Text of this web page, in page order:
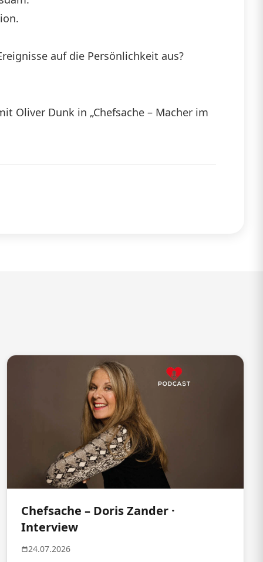
zu
auf die Persönlichkeit aus?
Oliver Dunk in „Chefsache – Macher im
Chefsache – Doris Zander ·
Interview
24.07.2026